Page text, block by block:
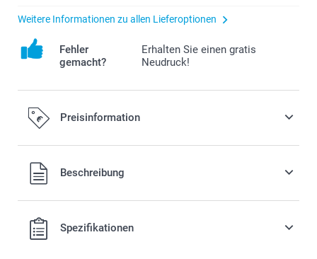
Weitere Informationen zu allen Lieferoptionen
Fehler
gemacht?
Erhalten Sie einen gratis
Neudruck!
Preisinformation
Alle Preise verstehen sich in EURO (€) inkl. MwSt. und zzgl.
Versandkosten.Beschreibung
Spezifikationen